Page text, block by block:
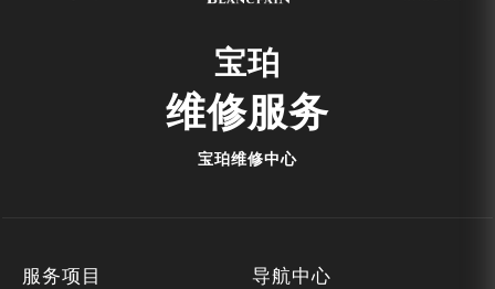
宝珀
维修服务
宝珀维修中心
服务项目 导航中心